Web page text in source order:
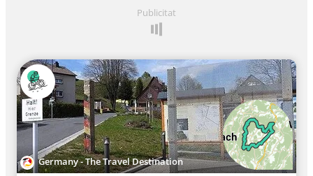
Publicitat
Germany - The Travel Destination